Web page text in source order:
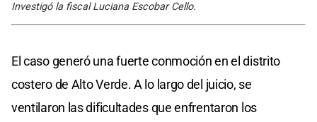
Investigó la fiscal Luciana Escobar Cello.
El caso generó una fuerte conmoción en el distrito
costero de Alto Verde. A lo largo del juicio, se
ventilaron las dificultades que enfrentaron los